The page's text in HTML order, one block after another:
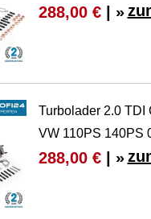
288,00 €| »
Turbolader 2.0 TDI
VW 110PS 140PS
288,00 €| »